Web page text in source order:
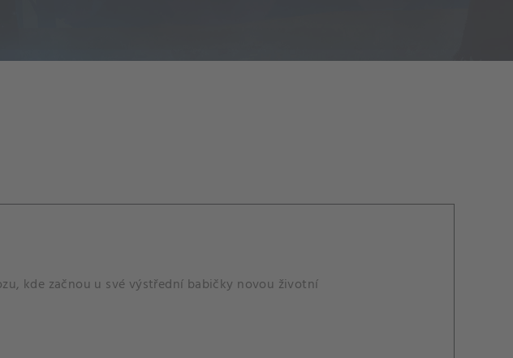
kde začnou u své výstřední babičky novou životní